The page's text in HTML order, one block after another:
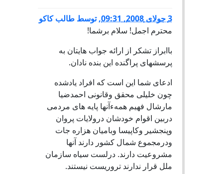
3 جولای 2008, 09:31 ,توسط طالب کاکو
محترم اجمل! سلام برشما!
باابراز تشکر از ارائه جواب هایتان به
پرسشهای پراگنده این بنده نادان.
ادعای شما این است که افراد یادشده
چون خلیلی محقق وقانونی احمدضیا
مارشال فهیم همهءآنها پایه های مردمی
دربین اقوام خودشان درولایات پروان
وپنجشیر وکاپیسا وبامیان هزاره جات
ودرمجموع شمال کشور دارند آنها
مشروعیت دارند. درلست سیاه سازمان
ملل قرار ندارند تروریست نیستند.